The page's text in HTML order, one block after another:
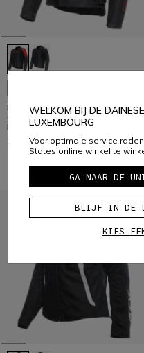
RACING 5 - HEREN
GEPERFOREERDE LEREN
MOTORFIETSJAS
€ 569
WELKOM BIJ DE
LUXEMBOURG
Voor optimale service
States online winkel te
GA NAAR DE
BLIJF IN DE
KIES